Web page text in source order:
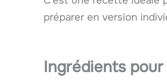
préparer en version
Ingrédients